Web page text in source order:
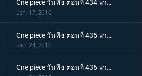
One piece วันพีช ตอนที่ 434 พากย์ไทย กำลังพลทั้งหมดมารวมตัว! ศึกตัดสินที่เลเวล 4 นรกไฟโลกันต์
Jan. 17, 2010
One piece วันพีช ตอนที่ 435 พากย์ไทย มาเจลแลนสุดแกร่ง! บอนเครหลบหนีโดยไม่สู้!
Jan. 24, 2010
One piece วันพีช ตอนที่ 436 พากย์ไทย รู้ผลแพ้ชนะ! ลูฟี่ทุ่มชีวิตโจมตีครั้งสุดท้าย